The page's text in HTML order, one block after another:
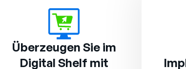
Überzeugen Sie im
Digital Shelf mit